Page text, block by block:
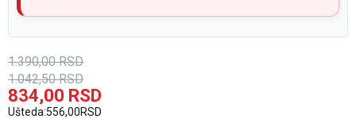
1.390,00 RSD
1.042,50 RSD
834,00 RSD
Ušteda:556,00RSD